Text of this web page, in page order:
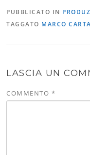
PUBBLICATO IN
TAGGATO MARCO CARTA
LASCIA UN
COMMENTO *